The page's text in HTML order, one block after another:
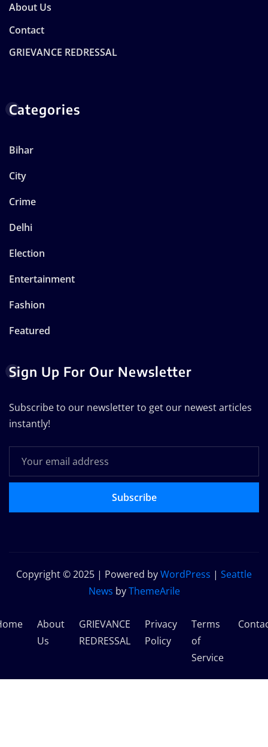
About Us
Contact
GRIEVANCE REDRESSAL
Categories
Bihar
City
Crime
Delhi
Election
Entertainment
Fashion
Featured
Sign Up For Our Newsletter
Subscribe to our newsletter to get our newest articles
instantly!
Subscribe
Copyright © 2025 | Powered byWordPress | Seattle
News byThemeArile
About
Us
GRIEVANCE
REDRESSAL
Privacy
Policy
Terms
of
Service